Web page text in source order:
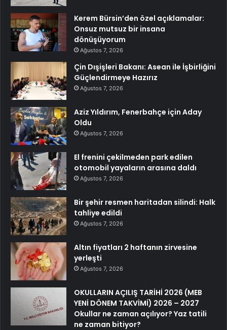
Kerem Bürsin’den özel açıklamalar:
Onsuz mutsuz bir insana
dönüşüyorum
Ağustos 7, 2026
Çin Dışişleri Bakanı: Asean ile İşbirliğini
Güçlendirmeye Hazırız
Ağustos 7, 2026
Aziz Yıldırım, Fenerbahçe için Aday
Oldu
Ağustos 7, 2026
El frenini çekilmeden park edilen
otomobil yayaların arasına daldı
Ağustos 7, 2026
Bir şehir resmen haritadan silindi: Halk
tahliye edildi
Ağustos 7, 2026
Altın fiyatları 2 haftanın zirvesine
yerleşti
Ağustos 7, 2026
OKULLARIN AÇILIŞ TARİHİ 2026 (MEB
YENİ DÖNEM TAKVİMİ) 2026 – 2027
Okullar ne zaman açılıyor? Yaz tatili
ne zaman bitiyor?